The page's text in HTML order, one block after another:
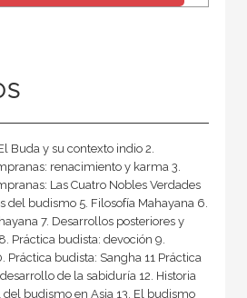
Buda y su contexto indio 2.
renacimiento y karma 3.
Las Cuatro Nobles Verdades
del budismo 5. Filosofía Mahayana 6.
7. Desarrollos posteriores y
Práctica budista: devoción 9.
Práctica budista: Sangha 11 Práctica
de la sabiduría 12. Historia
budismo en Asia 13. El budismo